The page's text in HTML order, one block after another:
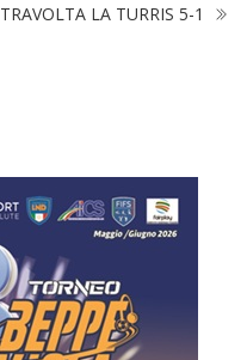
TRAVOLTA LA TURRIS 5-1